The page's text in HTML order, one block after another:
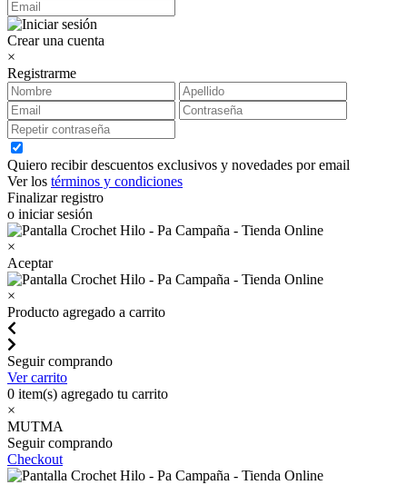
Crear una cuenta
×
Registrarme
Quiero recibir descuentos exclusivos y novedades por email
Ver los términos y condiciones
Finalizar registro
o iniciar sesión
×
Aceptar
×
Producto agregado a carrito
Seguir comprando
Ver carrito
0 item(s) agregado tu carrito
×
MUTMA
Seguir comprando
Checkout